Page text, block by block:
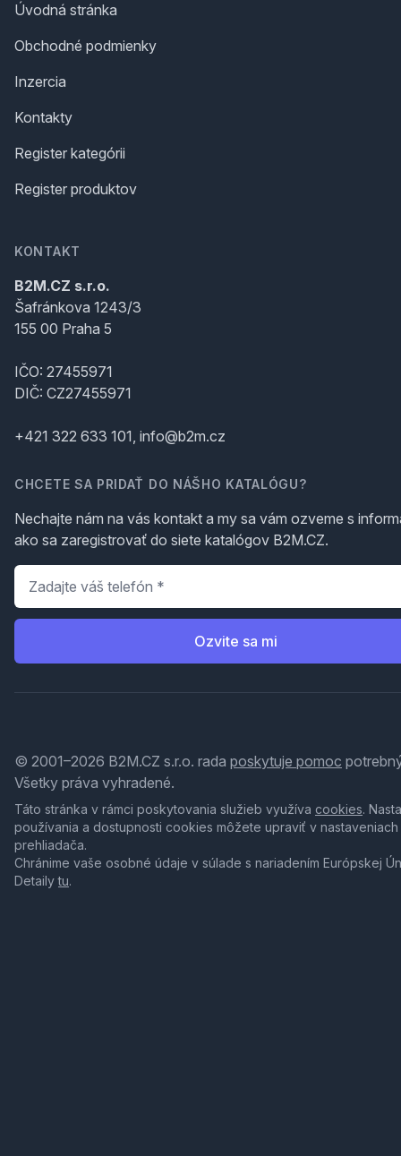
Úvodná stránka
Obchodné podmienky
Inzercia
Kontakty
Register kategórii
Register produktov
KONTAKT
B2M.CZ s.r.o.
Šafránkova 1243/3
155 00 Praha 5
IČO: 27455971
DIČ: CZ27455971
+421 322 633 101, info@b2m.cz
CHCETE SA PRIDAŤ DO NÁŠHO KATALÓGU?
Nechajte nám na vás kontakt a my sa vám ozveme s
ako sa zaregistrovať do siete katalógov B2M.CZ.
Telefón
Ozvite sa mi
© 2001–2026 B2M.CZ s.r.o. rada poskytuje pomoc
Všetky práva vyhradené.
Táto stránka v rámci poskytovania služieb využíva cookies.
používania a dostupnosti cookies môžete upraviť v nastaveniach
prehliadača.
Chránime vaše osobné údaje v súlade s nariadením Európskej
Detailytu.